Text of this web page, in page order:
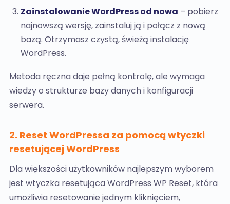
Zainstalowanie WordPress od nowa – pobierz
najnowszą wersję, zainstaluj ją i połącz z nową
bazą. Otrzymasz czystą, świeżą instalację
WordPress.
Metoda ręczna daje pełną kontrolę, ale wymaga
wiedzy o strukturze bazy danych i konfiguracji
serwera.
2. Reset WordPressa za pomocą wtyczki
resetującej WordPress
Dla większości użytkowników najlepszym wyborem
jest wtyczka resetująca WordPress WP Reset, która
umożliwia resetowanie jednym kliknięciem,